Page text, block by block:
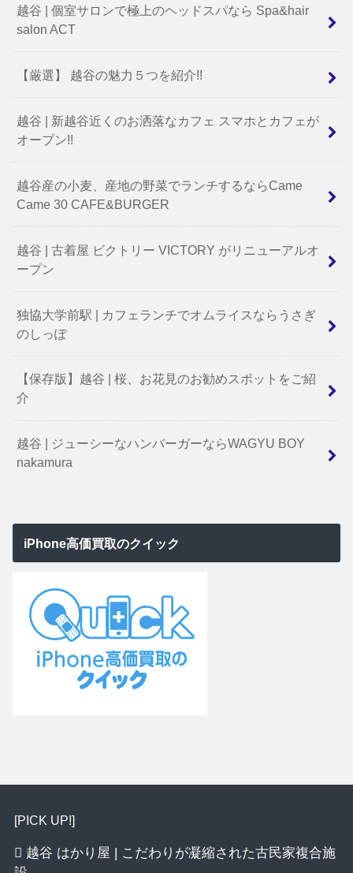
越谷 | 個室サロンで極上のヘッドスパなら Spa&hair
salon ACT
【厳選】 越谷の魅力５つを紹介!!
越谷 | 新越谷近くのお洒落なカフェ スマホとカフェが
オープン!!
越谷産の小麦、産地の野菜でランチするならCame
Came 30 CAFE&BURGER
越谷 | 古着屋 ビクトリー VICTORY がリニューアルオ
ープン
独協大学前駅 | カフェランチでオムライスならうさぎ
のしっぽ
【保存版】越谷 | 桜、お花見のお勧めスポットをご紹
介
越谷 | ジューシーなハンバーガーならWAGYU BOY
nakamura
iPhone高価買取のクイック
[PICK UP!]
越谷 はかり屋 | こだわりが凝縮された古民家複合施